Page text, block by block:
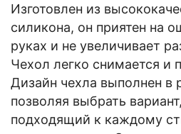
Изготовлен из
силикона, он приятен на
руках и не увеличивает
Чехол легко снимается и
Дизайн чехла выполнен в
позволяя выбрать
подходящий к каждому